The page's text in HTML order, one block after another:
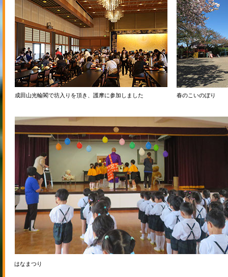
成田山光輪閣で坊入りを頂き、護摩に参加しました 春のこいのぼり
はなまつり